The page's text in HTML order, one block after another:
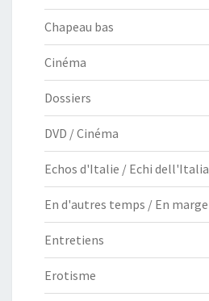
Chapeau bas
Cinéma
Dossiers
DVD / Cinéma
Echos d'Italie / Echi dell'Italia
En d'autres temps / En marge
Entretiens
Erotisme